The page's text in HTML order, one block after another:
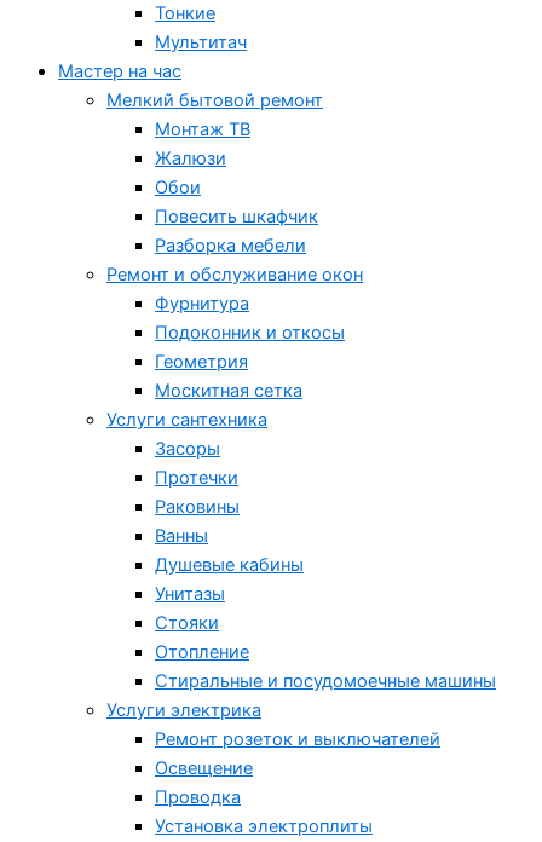
Тонкие
Мультитач
Мастер на час
Мелкий бытовой ремонт
Монтаж ТВ
Жалюзи
Обои
Повесить шкафчик
Разборка мебели
Ремонт и обслуживание окон
Фурнитура
Подоконник и откосы
Геометрия
Москитная сетка
Услуги сантехника
Засоры
Протечки
Раковины
Ванны
Душевые кабины
Унитазы
Стояки
Отопление
Стиральные и посудомоечные машины
Услуги электрика
Ремонт розеток и выключателей
Освещение
Проводка
Установка электроплиты